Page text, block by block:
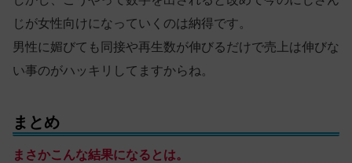
じが女性向けになっていくのは納得です。
男性に媚びても同接や再生数が伸びるだけで売上は伸びな
い事のがハッキリしてますからね。
まとめ
まさかこんな結果になるとは。